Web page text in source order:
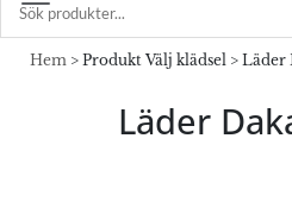
Hem > Produkt Välj klädsel >
Läder